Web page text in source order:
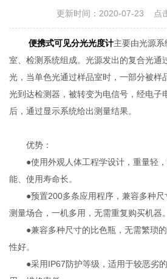
更新时间：2020-07-23 点
便携式可见分光光度计主要由光源
室、检测系统组成。光源发出的复合光通
光，当单色光通过样品室时，一部分被样
光到达检测器，被转变为电信号，经电子
后，通过显示系统给出测量结果。
优势：
●使用外观人体工程学设计，重量轻，
能、使用寿命长。
●预置200多条应用程序，兼容多种尺
测量场合，一机多用，无需重复购买机器。
●兼容多种尺寸的比色瓶，无需繁琐的
性好。
●采用IP67防护等级，适用于较恶劣的